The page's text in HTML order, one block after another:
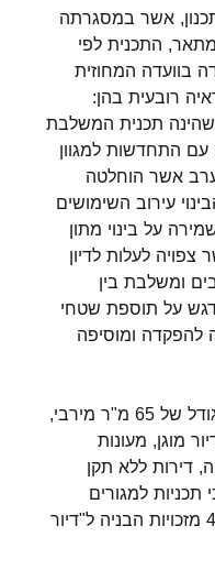
אשר במסגרתה
התכנית לפי
הופקדה בוועדה המחוזית
רובעית בהן:
תכנית המשלבת
התחדשות למגוון
אשר הוחלטה
עירוב השימושים
על בינוי מתון
לעלות לדיון
ומשלבת בין
על תוספת שטחי
להפקדה ומוסיפה
"דיור מכליל" כולל יחידות דיור בגודל של 65 מ"ר מירבי,
מוגן, מעונות
דירות ללא תקן
למגורים
באזורים אלו יידרשו להקצות 40% מזכויות הבניה ל"דיור